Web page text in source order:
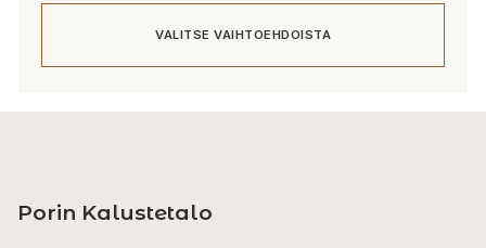
VALITSE VAIHTOEHDOISTA
muunnelma.
Porin Kalustetalo